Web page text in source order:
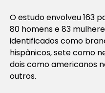
O estudo envolveu 163
80 homens e 83
identificados como
hispânicos, sete como
dois como americanos
outros.